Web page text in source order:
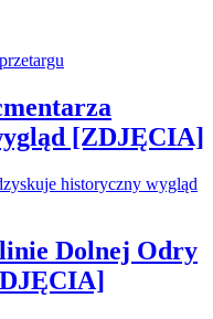
[ZDJĘCIA]
Dolnej Odry